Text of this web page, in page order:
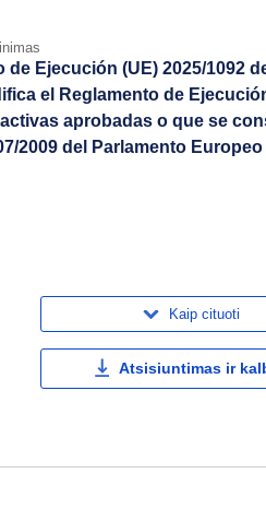
de Ejecución (UE) 2025/1092
el Reglamento de
aprobadas o que se
2009 del Parlamento
Kaip cituoti
Atsisiuntimas ir